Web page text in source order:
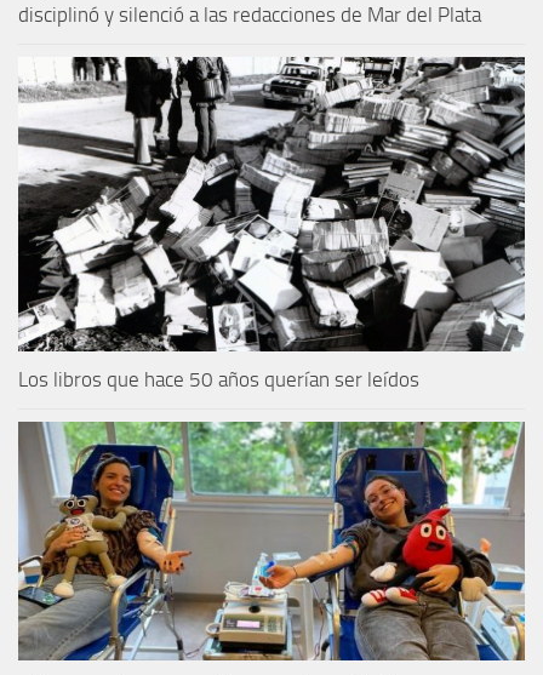
disciplinó y silenció a las redacciones de Mar del Plata
Los libros que hace 50 años querían ser leídos